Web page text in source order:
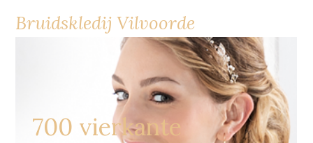
Bruidskledij Vilvoorde
700 vierkante